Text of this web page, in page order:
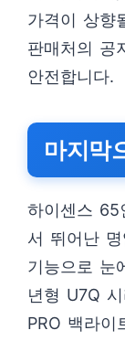
가격이 상향
판매처의 공
안전합니다.
마지막
하이센스 65
서 뛰어난
기능으로 눈
년형 U7Q
PRO 백라이